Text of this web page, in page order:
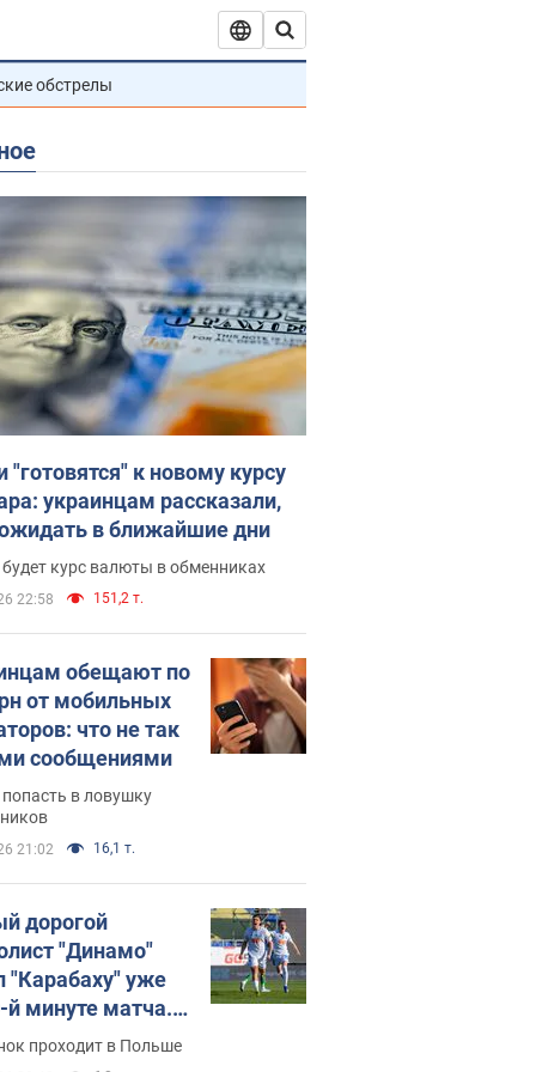
обстрелы
"готовятся" к новому курсу
украинцам рассказали,
в ближайшие дни
курс валюты в обменниках
22:58 151,2 т.
обещают по
от мобильных
что не так
сообщениями
попасть в ловушку
21:02 16,1 т.
дорогой
"Динамо"
"Карабаху" уже
й минуте матча.
проходит в Польше